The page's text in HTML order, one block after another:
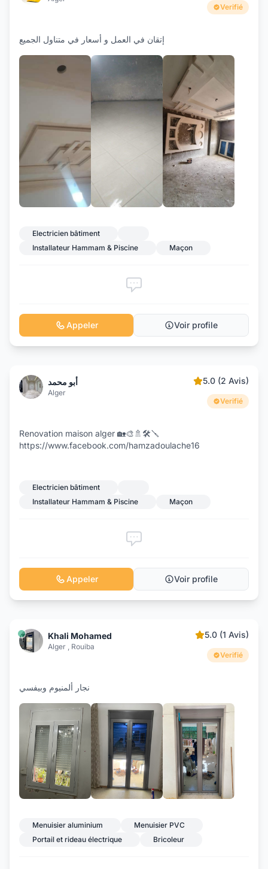
Verifié
إتقان في العمل و أسعار في متناول الجميع
Electricien bâtiment
Installateur Hammam & Piscine
Maçon
Appeler Voir profile
أبو محمد
Alger
5.0 (2 Avis)
Verifié
Renovation maison alger 🏡🎨🚿🛠️🪛
https://www.facebook.com/hamzadoulache16
Electricien bâtiment
Installateur Hammam & Piscine
Maçon
Appeler Voir profile
Khali Mohamed
Alger , Rouiba
5.0 (1 Avis)
Verifié
نجار ألمنيوم وبيفسي
Menuisier aluminium
Menuisier PVC
Portail et rideau électrique
Bricoleur